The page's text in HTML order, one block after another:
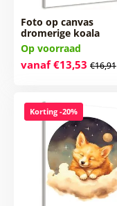
Foto op canvas
dromerige koala
Op voorraad
vanaf €13,53 €16,91
Korting -20%